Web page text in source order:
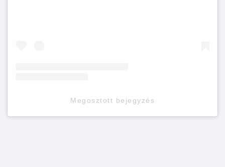
Megosztott bejegyzés